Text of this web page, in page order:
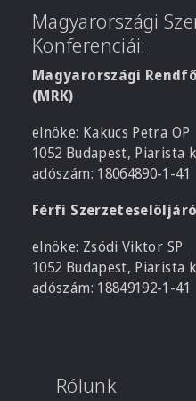
Magyarországi
Konferenciái:
Magyarországi
(MRK)
elnöke: Kakucs Petra OP
1052 Budapest, Piarista
adószám: 18064890-1-41
Férfi
elnöke: Zsódi Viktor SP
1052 Budapest, Piarista
adószám: 18849192-1-41
Rólunk